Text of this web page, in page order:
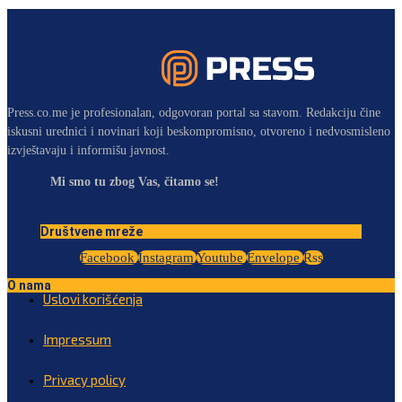
Press.co.me je profesionalan, odgovoran portal sa stavom. Redakciju čine
iskusni urednici i novinari koji beskompromisno, otvoreno i nedvosmisleno
izvještavaju i informišu javnost.
Mi smo tu zbog Vas, čitamo se!
Društvene mreže
Facebook Instagram Youtube Envelope Rss
O nama
Uslovi korišćenja
Impressum
Privacy policy